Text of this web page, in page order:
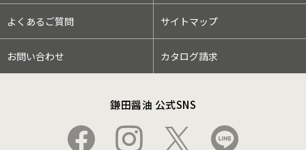
よくあるご質問 サイトマップ
お問い合わせ カタログ請求
鎌田醤油 公式SNS